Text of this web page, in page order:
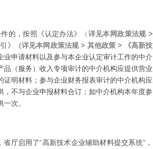
的，按照《认定办法》 （详见本网政策法规 >
》 （详见本网政策法规 > 其他政策 > 《高新技
业申请材料以及参与本企业认定审计工作的中介
（服务）收入专项审计的中介机构应提供营业
明材料；参与企业财务报表审计的中介机构应
不与企业申报材料合订；如中介机构本年度参
次。
厅启用了“高新技术企业辅助材料提交系统”，